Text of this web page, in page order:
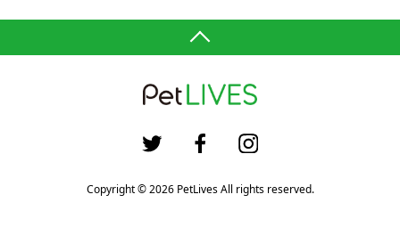
Copyright © 2026 PetLives All rights reserved.